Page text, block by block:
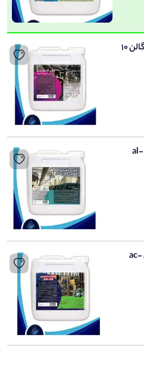
ضدعفونی کننده طیور: آرال گلوتار(گالن 10
شوینده دستگاه شیردوش: قلیایی al-
شوینده دستگاه شیردوش: اسیدی ac-